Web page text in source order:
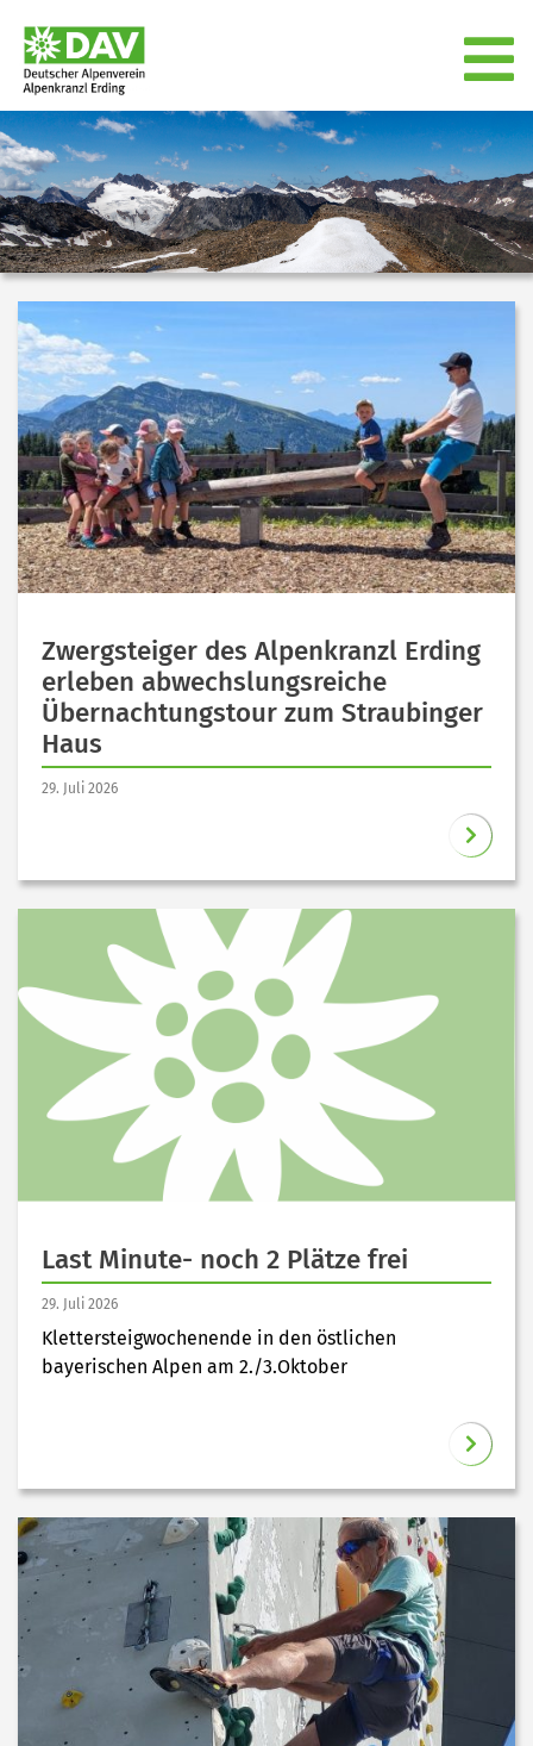
Zwergsteiger des Alpenkranzl Erding
erleben abwechslungsreiche
Übernachtungstour zum Straubinger
Haus
29. Juli 2026
Last Minute- noch 2 Plätze frei
29. Juli 2026
Klettersteigwochenende in den östlichen
bayerischen Alpen am 2./3.Oktober